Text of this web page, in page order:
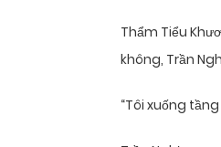
Thẩm Tiểu
không, Trần
“Tôi xuống